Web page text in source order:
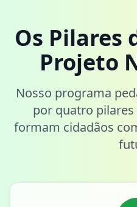
Os
Projeto
Nosso programa
por quatro
formam cidadãos